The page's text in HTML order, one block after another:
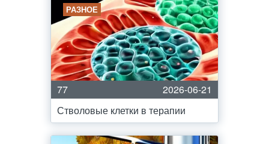
РАЗНОЕ
77
2026-06-21
Стволовые клетки в терапии